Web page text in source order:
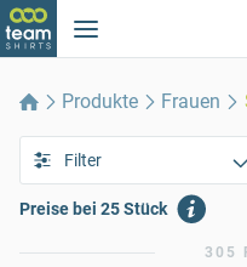
Produkte Frauen
Filter
Preise bei 25 Stück
305